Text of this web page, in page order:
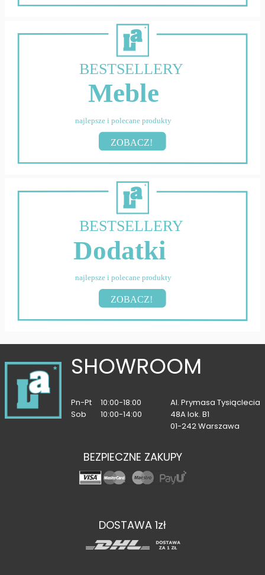
BESTSELLERY
Meble
najlepsze i polecane produkty
ZOBACZ!
BESTSELLERY
Dodatki
najlepsze i polecane produkty
ZOBACZ!
SHOWROOM
Pn-Pt
10:00-18:00
Sob
10:00-14:00
Al. Prymasa Tysiąclecia
48A lok. B1
01-242 Warszawa
BEZPIECZNE ZAKUPY
DOSTAWA 1zł